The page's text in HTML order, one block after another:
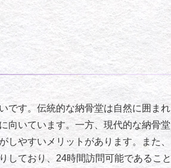
です。伝統的な納骨堂は自然に囲まれ
向いています。一方、現代的な納骨堂
やすいメリットがあります。また、
しており、24時間訪問可能であること